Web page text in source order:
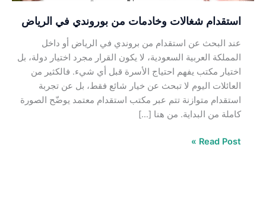
استقدام شغالات وخادمات من بوروندي في الرياض
عند البحث عن استقدام من بروندي في الرياض أو داخل
المملكة العربية السعودية، لا يكون القرار مجرد اختيار دولة، بل
اختيار مكتب يفهم احتياج الأسرة قبل أي شيء. فالكثير من
العائلات اليوم لا تبحث عن خيار شائع فقط، بل عن تجربة
استقدام متوازنة تتم عبر مكتب استقدام معتمد يوضّح الصورة
كاملة من البداية. من هنا […]
Read Post »